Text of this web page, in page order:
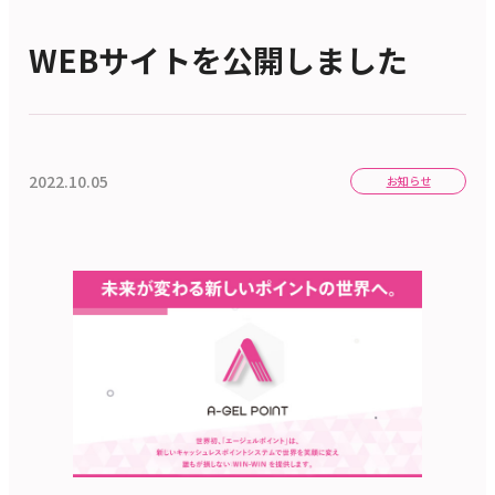
WEBサイトを公開しました
2022.10.05 お知らせ